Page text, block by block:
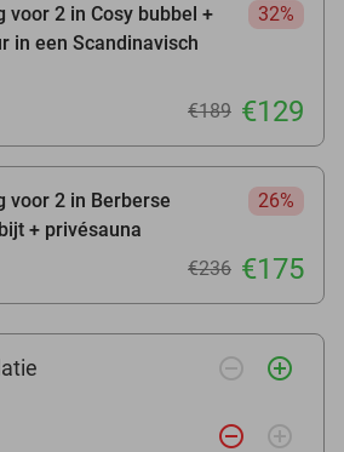
voor 2 in Cosy bubbel +
in een Scandinavisch
32%
€189 €129
voor 2 in Berberse
+ privésauna
26%
€236 €175
remove_circle_outline add_circle_outline
remove_circle_outline add_circle_outline